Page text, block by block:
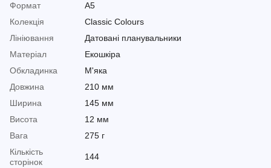
Формат
A5
Колекція
Classic Colours
Лініювання
Датовані планувальники
Матеріал
Екошкіра
Обкладинка
М'яка
Довжина
210 мм
Ширина
145 мм
Висота
12 мм
Вага
275 г
Кількість
сторінок
144